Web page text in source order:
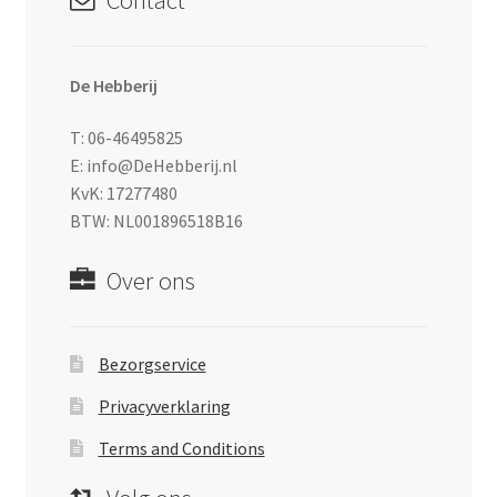
De Hebberij
T: 06-46495825
E: info@DeHebberij.nl
KvK: 17277480
BTW: NL001896518B16
Over ons
Bezorgservice
Privacyverklaring
Terms and Conditions